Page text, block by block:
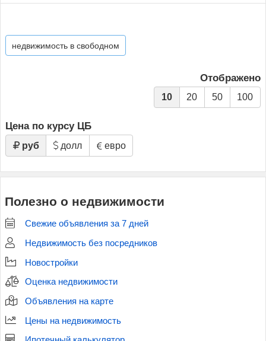
недвижимость в свободном
Отображено
10 20 50 100
Цена по курсу ЦБ
руб долл евро
Полезно о недвижимости
Свежие объявления за 7 дней
Недвижимость без посредников
Новостройки
Оценка недвижимости
Объявления на карте
Цены на недвижимость